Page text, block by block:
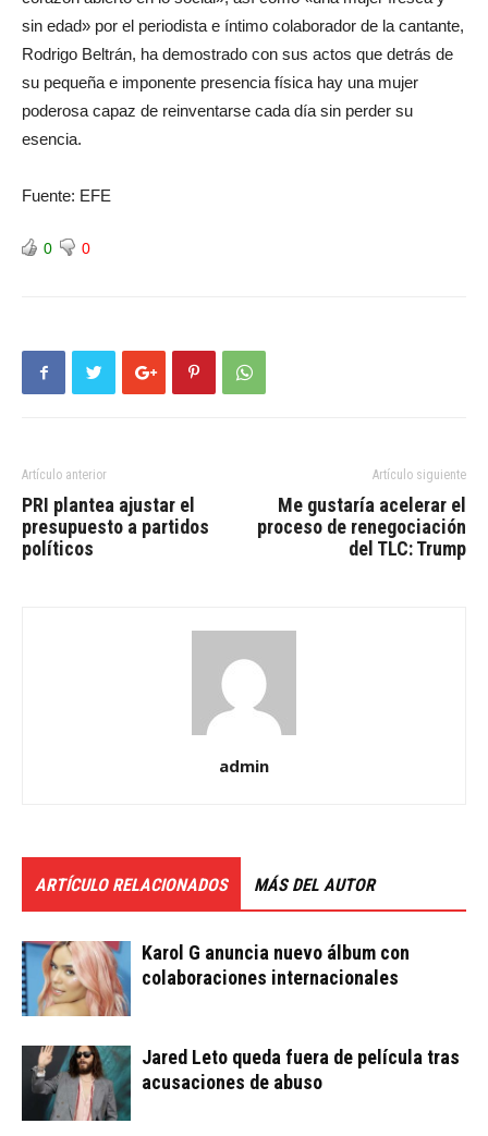
sin edad» por el periodista e íntimo colaborador de la cantante,
Rodrigo Beltrán, ha demostrado con sus actos que detrás de
su pequeña e imponente presencia física hay una mujer
poderosa capaz de reinventarse cada día sin perder su
esencia.
Fuente: EFE
0 0
Artículo anterior
PRI plantea ajustar el
presupuesto a partidos
políticos
Artículo siguiente
Me gustaría acelerar el
proceso de renegociación
del TLC: Trump
admin
ARTÍCULO RELACIONADOS MÁS DEL AUTOR
Karol G anuncia nuevo álbum con
colaboraciones internacionales
Jared Leto queda fuera de película tras
acusaciones de abuso